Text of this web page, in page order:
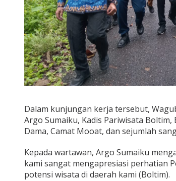
a
n
g
k
a
y
Dalam kunjungan kerja tersebut,
Argo Sumaiku, Kadis Pariwisata Boltim,
Dama, Camat Mooat, dan sejumlah
Kepada wartawan, Argo Sumaiku
kami sangat mengapresiasi perhatian
potensi wisata di daerah kami (Boltim).